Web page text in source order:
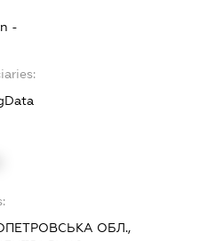
-
ОБЛ.,